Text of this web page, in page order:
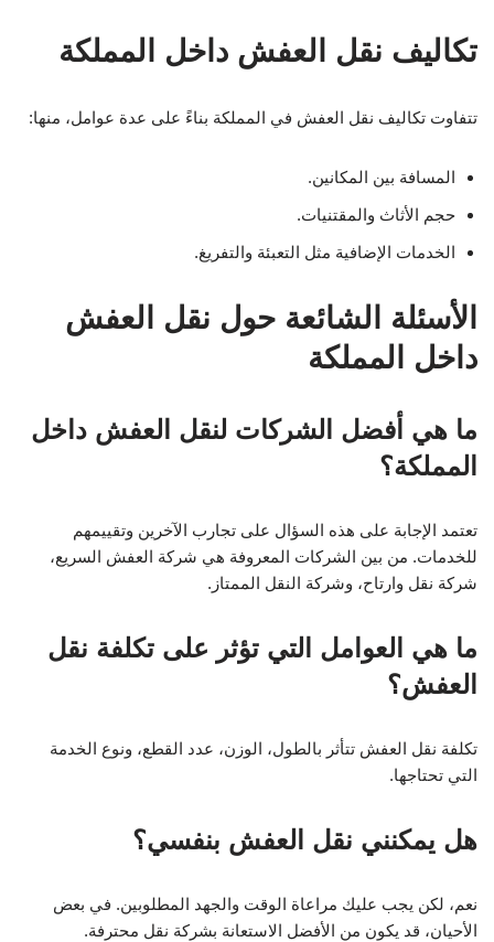
تكاليف نقل العفش داخل المملكة
تتفاوت تكاليف نقل العفش في المملكة بناءً على عدة عوامل، منها:
المسافة بين المكانين.
حجم الأثاث والمقتنيات.
الخدمات الإضافية مثل التعبئة والتفريغ.
الأسئلة الشائعة حول نقل العفش
داخل المملكة
ما هي أفضل الشركات لنقل العفش داخل
المملكة؟
تعتمد الإجابة على هذه السؤال على تجارب الآخرين وتقييمهم
للخدمات. من بين الشركات المعروفة هي شركة العفش السريع،
شركة نقل وارتاح، وشركة النقل الممتاز.
ما هي العوامل التي تؤثر على تكلفة نقل
العفش؟
تكلفة نقل العفش تتأثر بالطول، الوزن، عدد القطع، ونوع الخدمة
التي تحتاجها.
هل يمكنني نقل العفش بنفسي؟
نعم، لكن يجب عليك مراعاة الوقت والجهد المطلوبين. في بعض
الأحيان، قد يكون من الأفضل الاستعانة بشركة نقل محترفة.